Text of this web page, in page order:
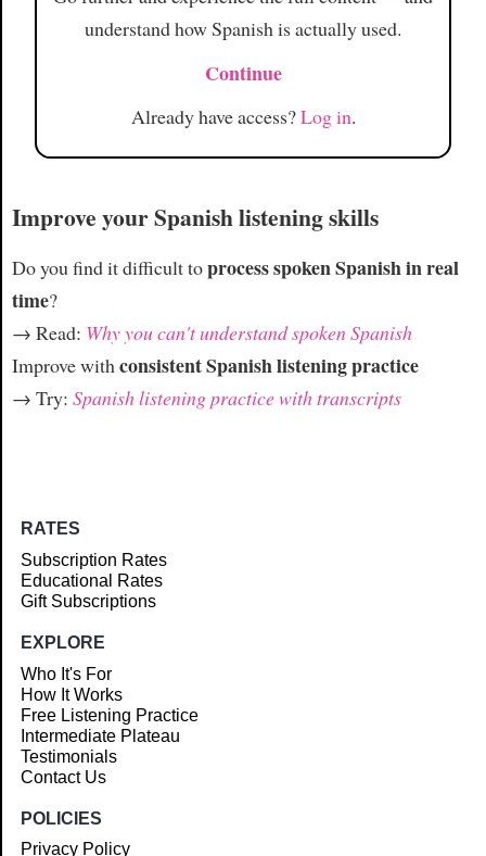
understand how Spanish is actually used.
Continue
Already have access?Log in.
Improve your Spanish listening skills
Do you find it difficult toprocess spoken Spanish in real
time?
→ Read: Why you can't understand spoken Spanish
Improve with consistent Spanish listening practice
→ Try: Spanish listening practice with transcripts
RATES
Subscription Rates
Educational Rates
Gift Subscriptions
EXPLORE
Who It's For
How It Works
Free Listening Practice
Intermediate Plateau
Testimonials
Contact Us
POLICIES
Privacy Policy